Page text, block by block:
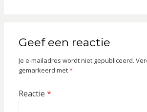
Geef een reactie
Je e-mailadres wordt niet gepubliceerd.
gemarkeerd met*
Reactie *